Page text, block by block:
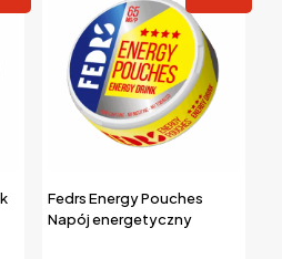
Fedrs Energy Pouches
Napój energetyczny